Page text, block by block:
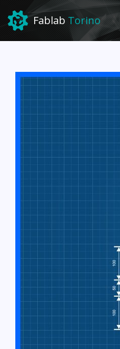
Fablab Torino